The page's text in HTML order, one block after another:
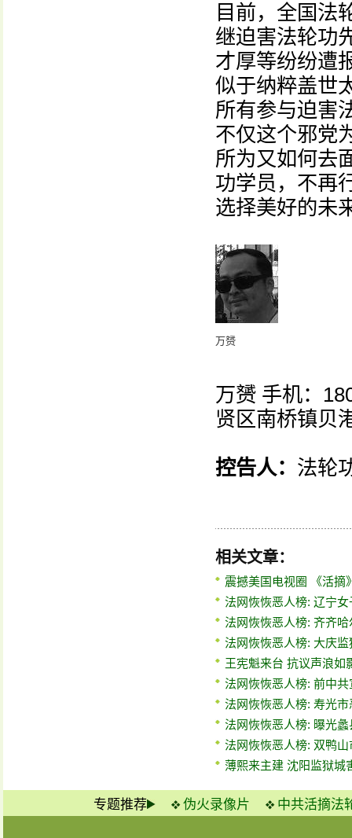
目前，全国法
继迫害法轮功
才厚等纷纷遭
似于纳粹盖世
所有参与迫害
不仅这个邪党
所为又如何去
功学员，不再
选择美好的未
万赟
万赟 手机：
贤区南桥镇贝
控告人： 法轮
相关文章：
震撼美国电视圈 《活摘
法网恢恢恶人榜: 辽宁
法网恢恢恶人榜: 齐齐
法网恢恢恶人榜: 大庆
王宪魁来台 抗议声浪如
法网恢恢恶人榜: 前中
法网恢恢恶人榜: 寿光
法网恢恢恶人榜: 曝光
法网恢恢恶人榜: 双鸭
薄熙来主建 沈阳监狱城
专题推荐 伪火录像片 中共活摘法